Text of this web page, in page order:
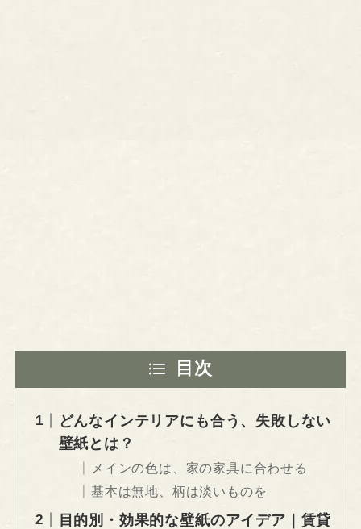
目次
どんなインテリアにも合う、失敗しない
壁紙とは？
メインの色は、家の家具に合わせる
基本は無地、柄は淡いものを
目的別・効果的な壁紙のアイデア｜賃貸